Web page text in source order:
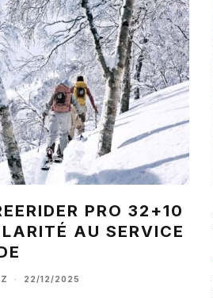
PRO 32+10
AU SERVICE
· 22/12/2025